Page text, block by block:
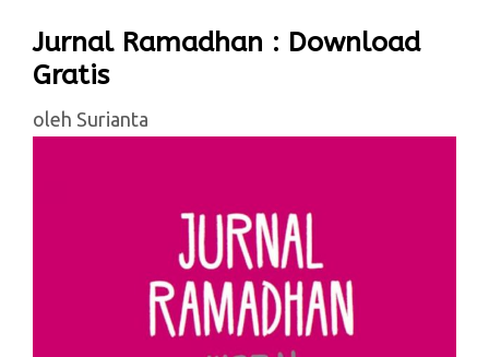
Jurnal Ramadhan : Download
Gratis
oleh Surianta